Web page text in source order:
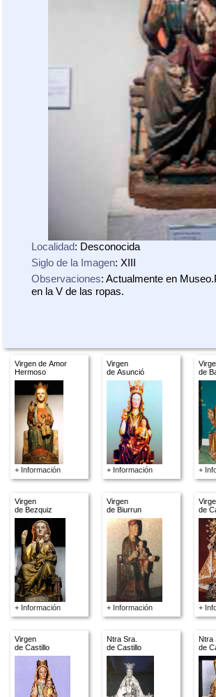
Localidad: Desconocida
Siglo de la Imagen: XIII
Observaciones: Actualmente en
en la V de las ropas.
Virgen de Amor
Hermoso
+ Información
Virgen
de Asunció
+ Información
de
+
Virgen
de Bezquiz
+ Información
Virgen
de Biurrun
+ Información
de
+
Virgen
de Castillo
Ntra Sra.
de Castillo
Ntra
de